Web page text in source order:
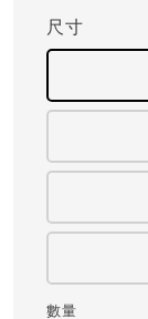
尺寸
數量